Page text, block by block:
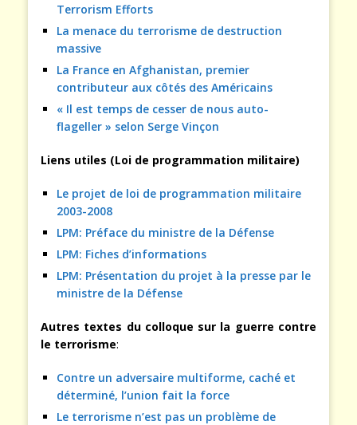
Terrorism Efforts
La menace du terrorisme de destruction
massive
La France en Afghanistan, premier
contributeur aux côtés des Américains
« Il est temps de cesser de nous auto-
flageller » selon Serge Vinçon
Liens utiles (Loi de programmation militaire)
Le projet de loi de programmation militaire
2003-2008
LPM: Préface du ministre de la Défense
LPM: Fiches d’informations
LPM: Présentation du projet à la presse par le
ministre de la Défense
Autres textes du colloque sur la guerre contre
le terrorisme:
Contre un adversaire multiforme, caché et
déterminé, l’union fait la force
Le terrorisme n’est pas un problème de